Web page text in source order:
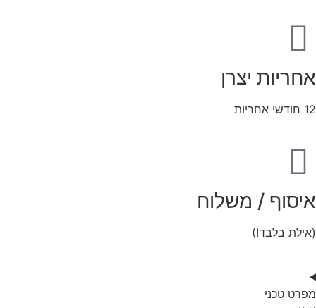
אחריות יצרן
12 חודשי אחריות
איסוף / משלוח
(אילת בלבד!)
מפרט טכני